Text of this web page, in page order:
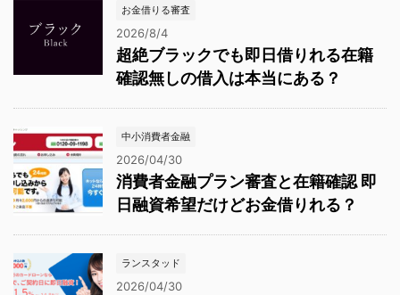
お金借りる審査
2026/8/4
超絶ブラックでも即日借りれる在籍
確認無しの借入は本当にある？
中小消費者金融
2026/04/30
消費者金融プラン審査と在籍確認 即
日融資希望だけどお金借りれる？
ランスタッド
2026/04/30